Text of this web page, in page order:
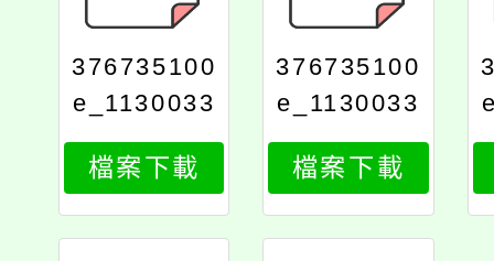
376735100
e_1130033
888_attach
4
檔案下載
376735100
e_1130033
888_attach
3
檔案下載